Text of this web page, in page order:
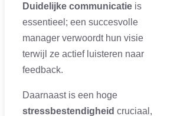
Duidelijke communicatie is
essentieel; een succesvolle
manager verwoordt hun visie
terwijl ze actief luisteren naar
feedback.
Daarnaast is een hoge
stressbestendigheid cruciaal,